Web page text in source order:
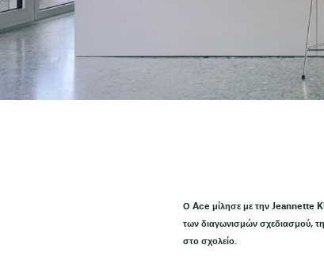
Ο Ace μίλησε με την Jeannette
των διαγωνισμών σχεδιασμού,
στο σχολείο.